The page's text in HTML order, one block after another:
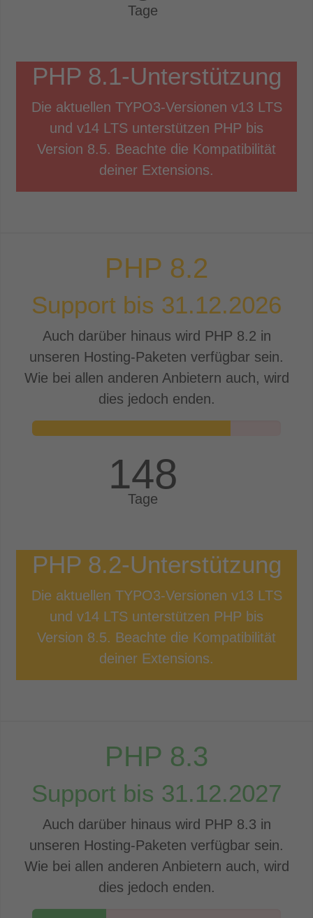
Tage
PHP 8.1-Unterstützung
Die aktuellen TYPO3-Versionen v13 LTS
und v14 LTS unterstützen PHP bis
Version 8.5. Beachte die Kompatibilität
deiner Extensions.
PHP 8.2
Support bis 31.12.2026
Auch darüber hinaus wird PHP 8.2 in
unseren Hosting-Paketen verfügbar sein.
Wie bei allen anderen Anbietern auch, wird
dies jedoch enden.
148
Tage
PHP 8.2-Unterstützung
Die aktuellen TYPO3-Versionen v13 LTS
und v14 LTS unterstützen PHP bis
Version 8.5. Beachte die Kompatibilität
deiner Extensions.
PHP 8.3
Support bis 31.12.2027
Auch darüber hinaus wird PHP 8.3 in
unseren Hosting-Paketen verfügbar sein.
Wie bei allen anderen Anbietern auch, wird
dies jedoch enden.